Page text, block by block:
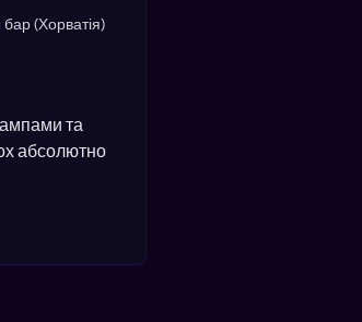
бар(Хорватія)
та
абсолютно